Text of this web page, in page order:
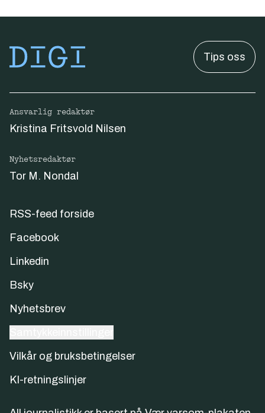
Tips oss
Ansvarlig redaktør
Kristina Fritsvold Nilsen
Nyhetsredaktør
Tor M. Nondal
RSS-feed forside
Facebook
Linkedin
Bsky
Nyhetsbrev
Vilkår og bruksbetingelser
KI-retningslinjer